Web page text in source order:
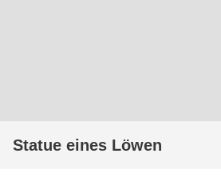
Statue eines Löwen